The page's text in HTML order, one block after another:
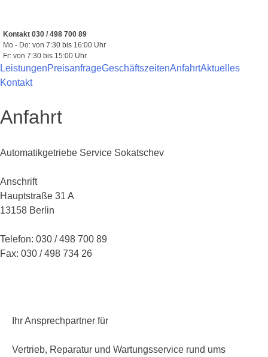
springen
Kontakt 030 / 498 700 89
Mo - Do: von 7:30 bis 16:00 Uhr
Fr: von 7:30 bis 15:00 Uhr
LeistungenPreisanfrageGeschäftszeitenAnfahrtAktuelles
Kontakt
Anfahrt
Automatikgetriebe Service Sokatschev
Anschrift
Hauptstraße 31 A
13158 Berlin
Telefon: 030 / 498 700 89
Fax: 030 / 498 734 26
Ihr Ansprechpartner für
Vertrieb, Reparatur und Wartungsservice rund ums